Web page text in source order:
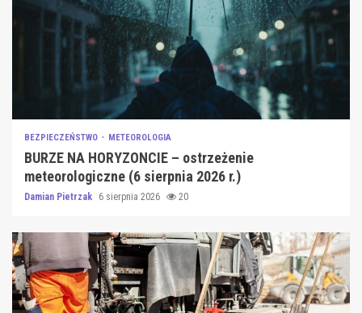
BEZPIECZEŃSTWO METEOROLOGIA
BURZE NA HORYZONCIE – ostrzeżenie
meteorologiczne (6 sierpnia 2026 r.)
Damian Pietrzak 6 sierpnia 2026 20